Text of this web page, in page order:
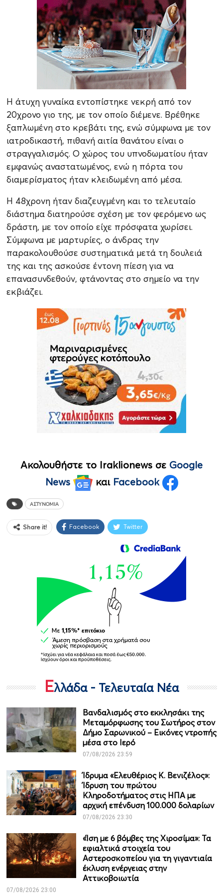
Η άτυχη γυναίκα εντοπίστηκε νεκρή από τον
20χρονο γιο της, με τον οποίο διέμενε. Βρέθηκε
ξαπλωμένη στο κρεβάτι της, ενώ σύμφωνα με τον
ιατροδικαστή, πιθανή αιτία θανάτου είναι ο
στραγγαλισμός. Ο χώρος του υπνοδωματίου ήταν
εμφανώς αναστατωμένος, ενώ η πόρτα του
διαμερίσματος ήταν κλειδωμένη από μέσα.
Η 48χρονη ήταν διαζευγμένη και το τελευταίο
διάστημα διατηρούσε σχέση με τον φερόμενο ως
δράστη, με τον οποίο είχε πρόσφατα χωρίσει.
Σύμφωνα με μαρτυρίες, ο άνδρας την
παρακολουθούσε συστηματικά μετά τη δουλειά
της και της ασκούσε έντονη πίεση για να
επανασυνδεθούν, φτάνοντας στο σημείο να την
εκβιάζει.
Ακολουθήστε το Iraklionews σε Google
News
και Facebook
ΑΣΤΥΝΟΜΊΑ
Share it! Facebook Twitter
Ελλάδα - Τελευταία Νέα
Βανδαλισμός στο εκκλησάκι της
Μεταμόρφωσης του Σωτήρος στον
Δήμο Σαρωνικού – Εικόνες ντροπής
μέσα στο Ιερό
07/08/2026 23:59
Ίδρυμα «Ελευθέριος Κ. Βενιζέλος»:
Ίδρυση του πρώτου
Κληροδοτήματος στις ΗΠΑ με
αρχική επένδυση 100.000 δολαρίων
07/08/2026 23:30
«Ίση με 6 βόμβες της Χιροσίμα»: Τα
εφιαλτικά στοιχεία του
Αστεροσκοπείου για τη γιγαντιαία
έκλυση ενέργειας στην
Αττικοβοιωτία
07/08/2026 23:00